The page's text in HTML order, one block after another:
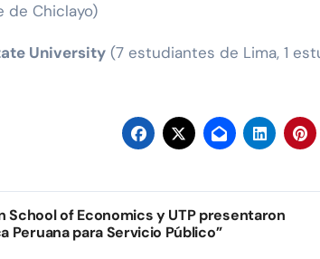
de Chiclayo)
University (7 estudiantes de Lima, 1
School of Economics y UTP presentaron
Peruana para Servicio Público”